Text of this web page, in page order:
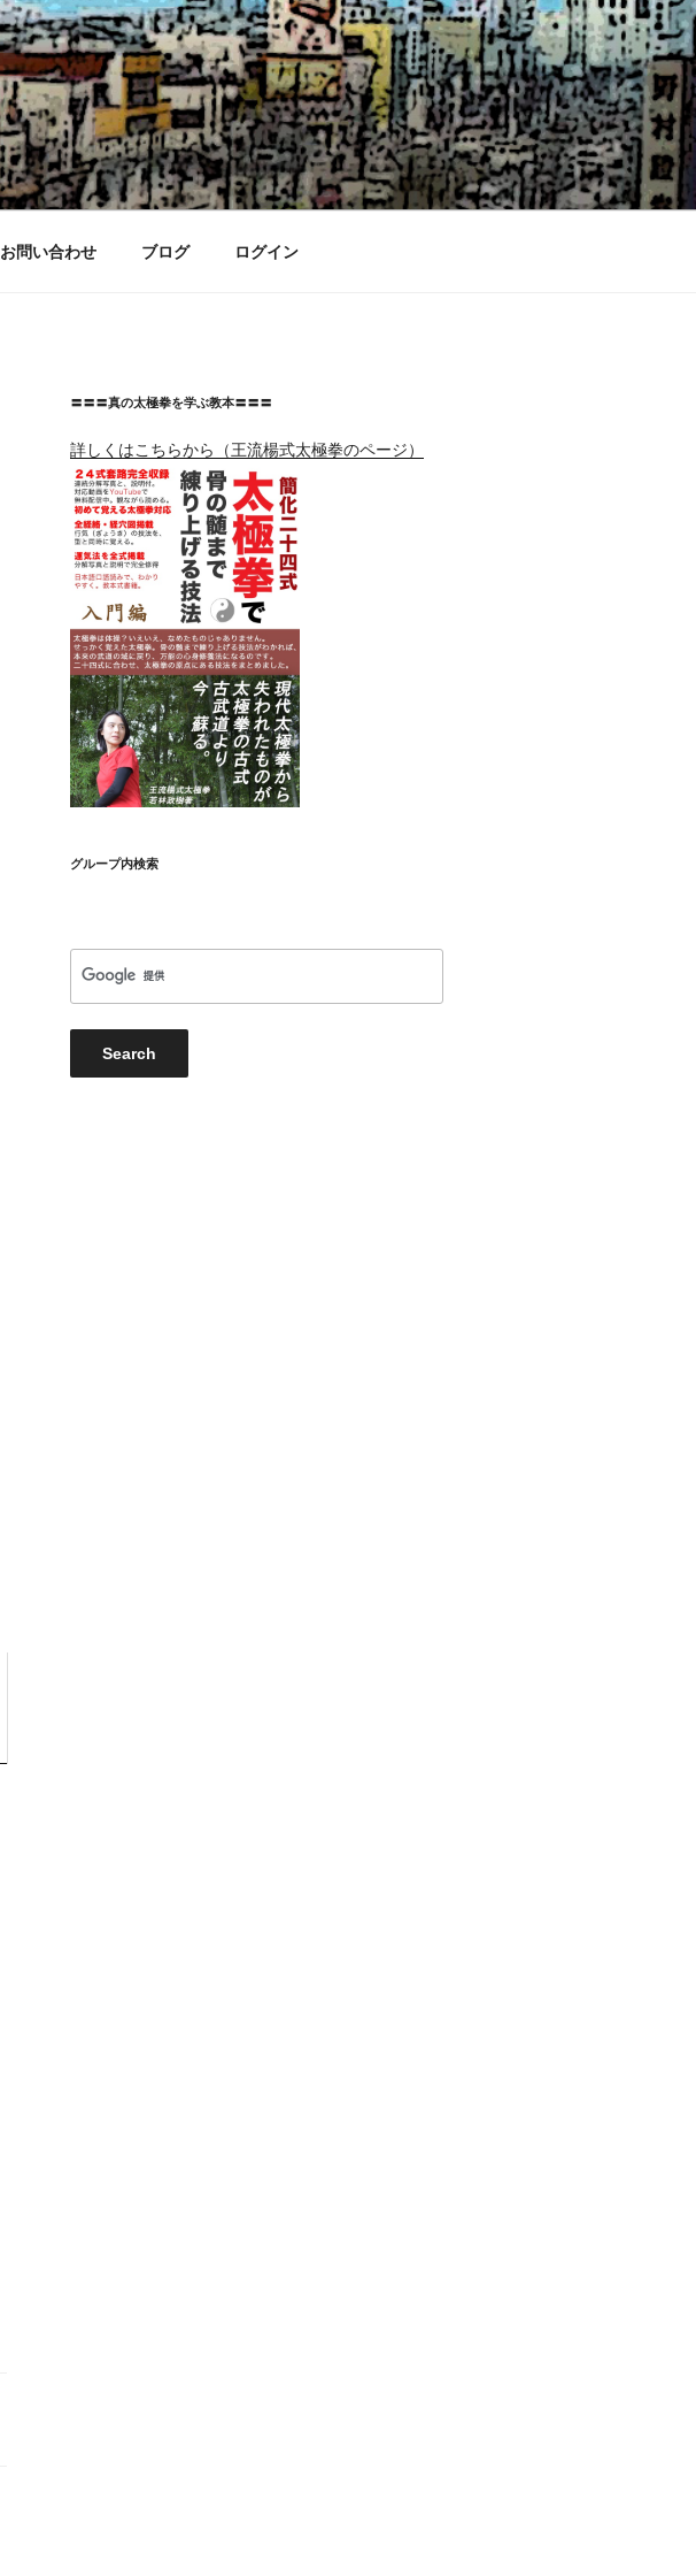
お問い合わせ ブログ ログイン
〓〓〓真の太極拳を学ぶ教本〓〓〓
詳しくはこちらから（王流楊式太極拳のページ）
グループ内検索